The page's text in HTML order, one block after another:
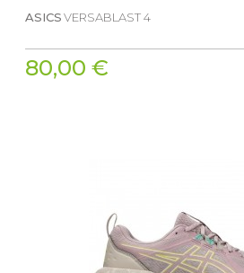
ASICSVERSABLAST 4
80,00 €